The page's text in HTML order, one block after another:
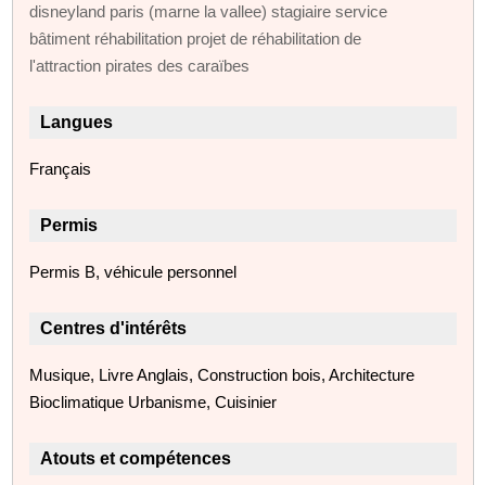
disneyland paris (marne la vallee) stagiaire service
bâtiment réhabilitation projet de réhabilitation de
l'attraction pirates des caraïbes
Langues
Français
Permis
Permis B, véhicule personnel
Centres d'intérêts
Musique, Livre Anglais, Construction bois, Architecture
Bioclimatique Urbanisme, Cuisinier
Atouts et compétences